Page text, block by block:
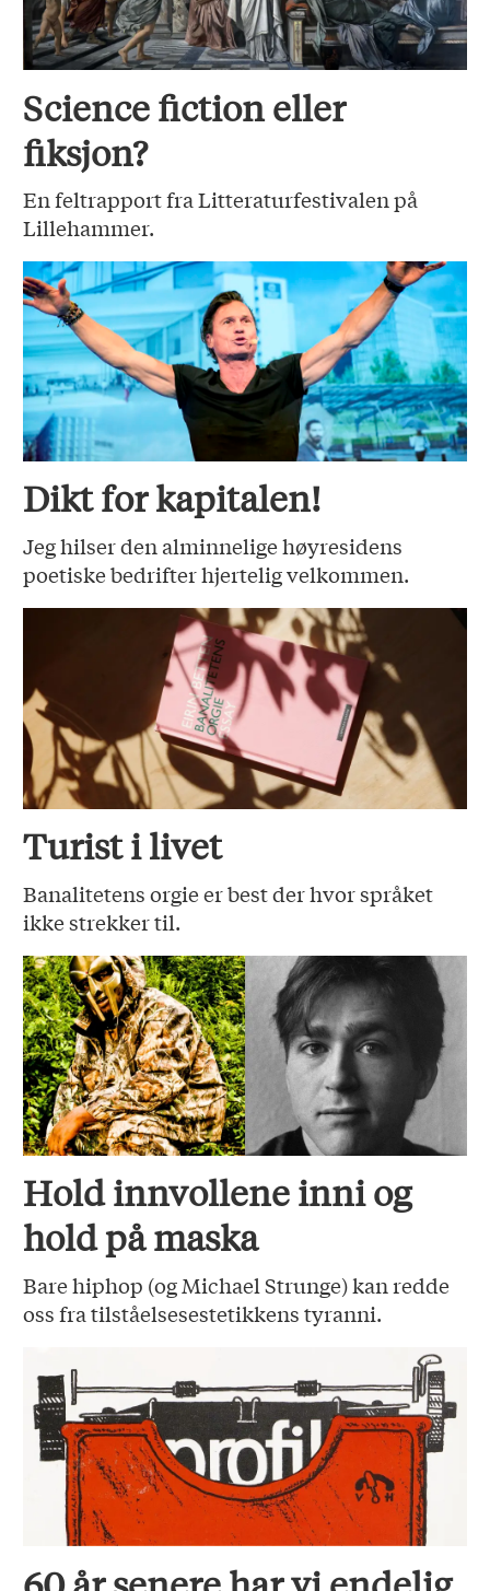
Science fiction eller
fiksjon?
En feltrapport fra Litteraturfestivalen på
Lillehammer.
Dikt for kapitalen!
Jeg hilser den alminnelige høyresidens
poetiske bedrifter hjertelig velkommen.
Turist i livet
Banalitetens orgie er best der hvor språket
ikke strekker til.
Hold innvollene inni og
hold på maska
Bare hiphop (og Michael Strunge) kan redde
oss fra tilståelsesestetikkens tyranni.